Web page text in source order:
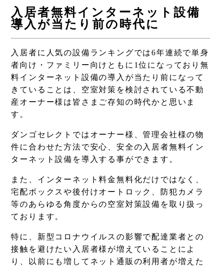
入居者無料インターネット設備
導入が当たり前の時代に
入居者に人気の設備ランキングでは6年連続で単身
者向け・ファミリー向けともに1位になっており無
料インターネット設備の導入が当たり前になって
きていることは、空室対策を検討されている不動
産オーナー様は皆さまご存知の時代かと思いま
す。
ダンゴセレクトではオーナー様、管理会社様の物
件に合わせた方法で安心、安全の入居者無料イン
ターネット設備を導入する事ができます。
また、インターネット料金無料化だけではなく、
宅配ボックスや後付けオートロック、防犯カメラ
等のあらゆる角度からの空室対策設備を取り扱っ
ております。
特に、新型コロナウイルスの影響で配達業者との
接触を避けたい入居者様が増えていることによ
り、以前にも増してネット通販の利用者が増えた